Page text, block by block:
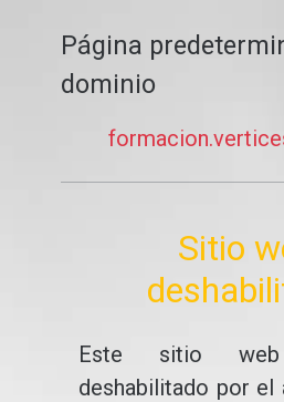
Página
dominio
Sitio
Este sitio
deshabilitado por el